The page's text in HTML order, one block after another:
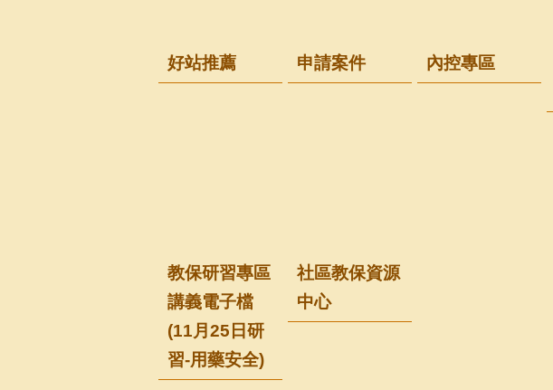
好站推薦 申請案件 內控專區
教保研習專區
講義電子檔
(11月25日研
習-用藥安全)
社區教保資源
中心